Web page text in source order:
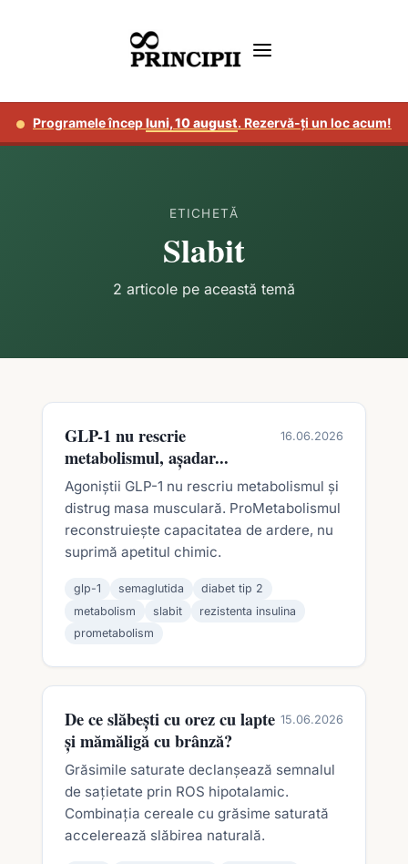
Programele începluni, 10 august. Rezervă-ți un loc acum!
ETICHETĂ
Slabit
2 articole pe această temă
GLP-1 nu rescrie
metabolismul, așadar...
16.06.2026
Agoniștii GLP-1 nu rescriu metabolismul și
distrug masa musculară. ProMetabolismul
reconstruiește capacitatea de ardere, nu
suprimă apetitul chimic.
glp-1 semaglutida
diabet tip 2
metabolism
slabit
rezistenta insulina
prometabolism
De ce slăbești cu orez cu lapte
și mămăligă cu brânză?
15.06.2026
Grăsimile saturate declanșează semnalul
de sațietate prin ROS hipotalamic.
Combinația cereale cu grăsime saturată
accelerează slăbirea naturală.